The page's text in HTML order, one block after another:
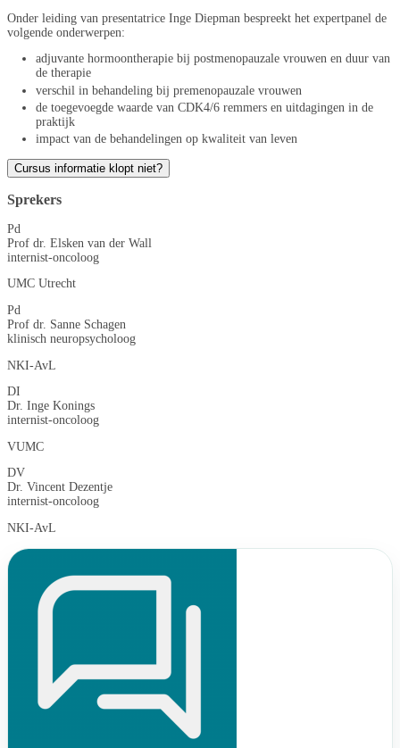
Onder leiding van presentatrice Inge Diepman bespreekt het expertpanel de
volgende onderwerpen:
adjuvante hormoontherapie bij postmenopauzale vrouwen en duur van
de therapie
verschil in behandeling bij premenopauzale vrouwen
de toegevoegde waarde van CDK4/6 remmers en uitdagingen in de
praktijk
impact van de behandelingen op kwaliteit van leven
Cursus informatie klopt niet?
Sprekers
Pd
Prof dr. Elsken van der Wall
internist-oncoloog
UMC Utrecht
Pd
Prof dr. Sanne Schagen
klinisch neuropsycholoog
NKI-AvL
DI
Dr. Inge Konings
internist-oncoloog
VUMC
DV
Dr. Vincent Dezentje
internist-oncoloog
NKI-AvL